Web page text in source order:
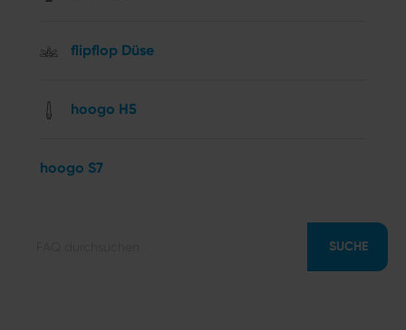
flipflop Düse
hoogo H5
hoogo S7
SUCHE